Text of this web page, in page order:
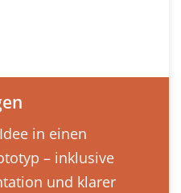
in einen
– inklusive
und klarer